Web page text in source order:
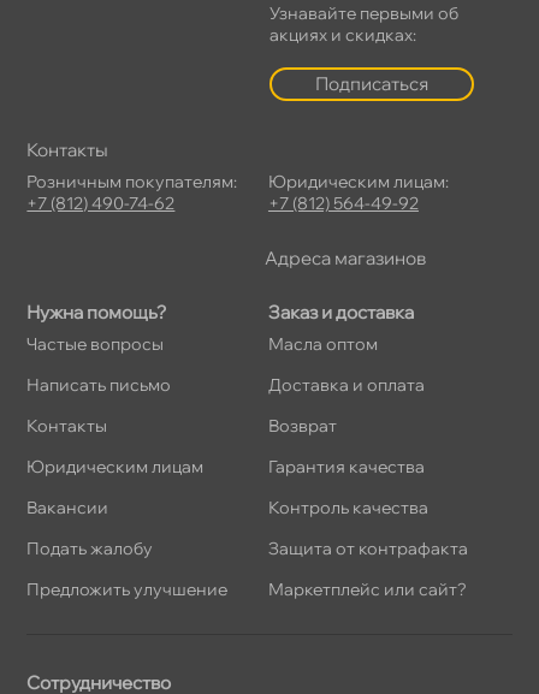
Нужна помощь?
Частые вопросы
Написать письмо
Контакты
Юридическим лицам
акансии
Подать жалобу
Предложить улучшение
Заказ и доставка
Масла оптом
Доставка и оплата
озврат
Гарантия качества
Контроль качества
Защита от контрафакта
Маркетплейс или сайт?
Узнавайте первыми о
акциях и скидках:
Подписаться
Сотрудничество
Контакты
Розничным покупателям:
+7 (812) 490-74-62
Юридическим лицам:
+7 (812) 564-49-92
Адреса магазино